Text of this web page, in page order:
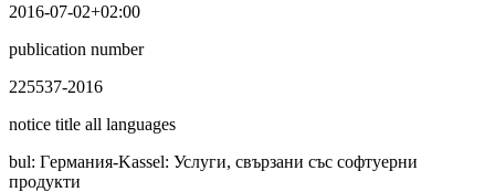
2016-07-02+02:00
publication number
225537-2016
notice title all languages
bul: Гepмaния-Kassel: Услуги, свързани със софтуерни
продукти